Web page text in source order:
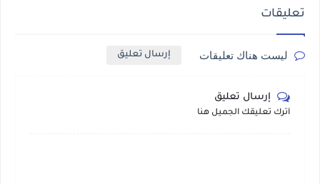
تعليقات
ليست هناك تعليقات إرسال تعليق
إرسال تعليق
أترك تعليقك الجميل هنا